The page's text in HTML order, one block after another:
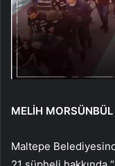
MELİH
Maltepe